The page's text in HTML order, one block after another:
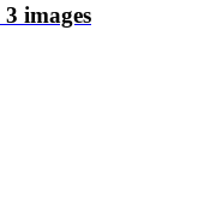
3 images